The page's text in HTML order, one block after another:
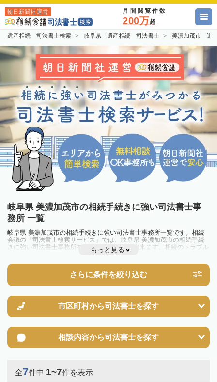
朝日新聞社運営 月間閲覧件数
200万超
遺産相続 司法書士検索 岐阜県 遺産相続 司法書士 美濃加茂市 遺
岐阜県 美濃加茂市の相続手続きに強い司法書士事
務所 一覧
岐阜県 美濃加茂市の相続手続きに強い司法書士事務所一覧です。相続
会議の「司法書士検索サービス」では、岐阜県 美濃加茂市の相続手続
きに強い司法書士事務所を一覧で見ることが出来ます。相続のトラブル
やお悩みを抱えている方は一度近隣の司法書士に相談してみましょう。
もっと見る
さらに条件を絞り込む
市区町村から司法書士を探す
相談内容から司法書士を探す
全7件中 1~7件を表示